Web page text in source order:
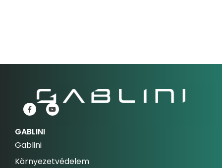
GABLINI
Gablini
Környezetvédelem